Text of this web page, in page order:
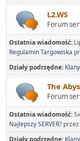
L2.WS
Forum
Ostatnia wiadomość:
Regulamin Targowiska
Działy podrzędne Klany
The
Forum
Ostatnia wiadomość:
Najlepszy SERVER? przez
Działy podrzędne Klany